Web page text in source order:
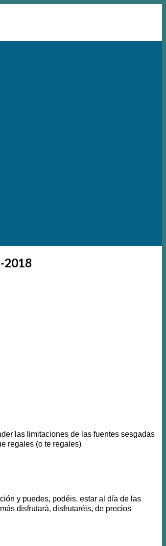
2018
las limitaciones de las fuentes sesgadas
regales (o te regales)
y puedes, podéis, estar al día de las
disfrutará, disfrutaréis, de precios